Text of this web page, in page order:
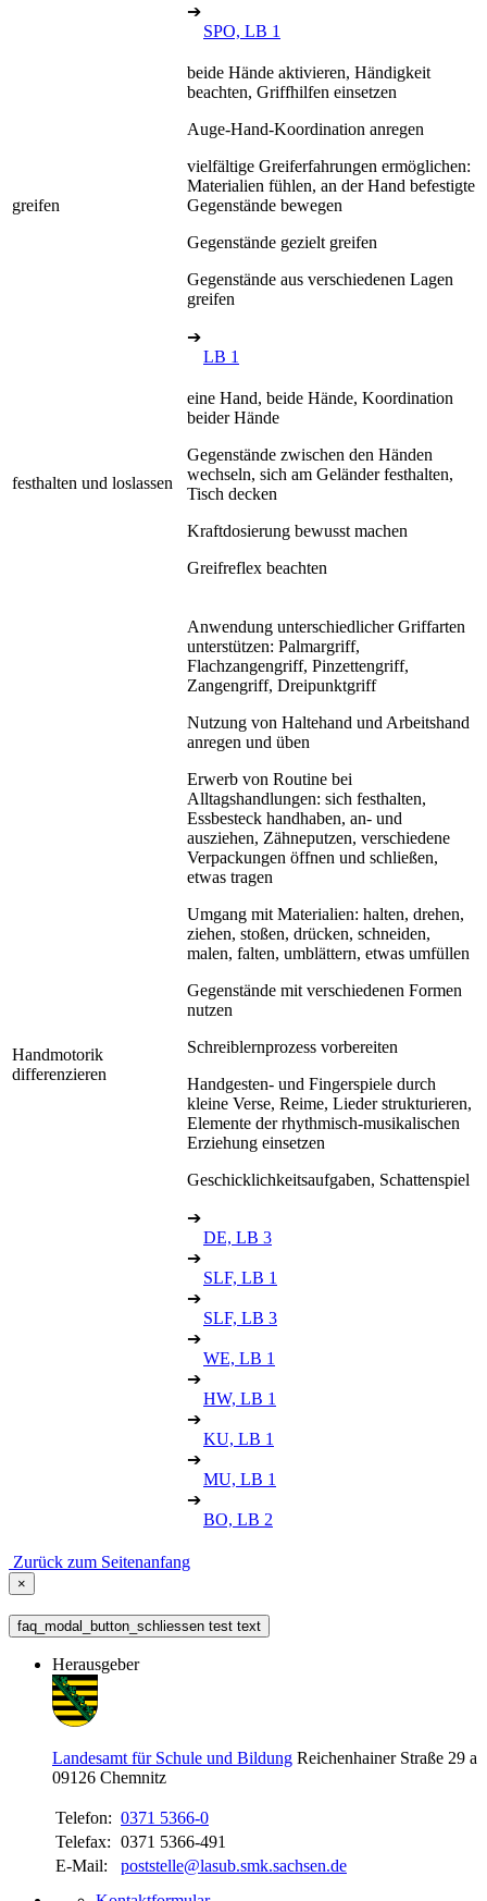
➔
SPO, LB 1
greifen
beide Hände aktivieren, Händigkeit
beachten, Griffhilfen einsetzen
Auge-Hand-Koordination anregen
vielfältige Greiferfahrungen ermöglichen:
Materialien fühlen, an der Hand befestigte
Gegenstände bewegen
Gegenstände gezielt greifen
Gegenstände aus verschiedenen Lagen
greifen
➔
LB 1
festhalten und loslassen
eine Hand, beide Hände, Koordination
beider Hände
Gegenstände zwischen den Händen
wechseln, sich am Geländer festhalten,
Tisch decken
Kraftdosierung bewusst machen
Greifreflex beachten
Handmotorik
differenzieren
Anwendung unterschiedlicher Griffarten
unterstützen: Palmargriff,
Flachzangengriff, Pinzettengriff,
Zangengriff, Dreipunktgriff
Nutzung von Haltehand und Arbeitshand
anregen und üben
Erwerb von Routine bei
Alltagshandlungen: sich festhalten,
Essbesteck handhaben, an- und
ausziehen, Zähneputzen, verschiedene
Verpackungen öffnen und schließen,
etwas tragen
Umgang mit Materialien: halten, drehen,
ziehen, stoßen, drücken, schneiden,
malen, falten, umblättern, etwas umfüllen
Gegenstände mit verschiedenen Formen
nutzen
Schreiblernprozess vorbereiten
Handgesten- und Fingerspiele durch
kleine Verse, Reime, Lieder strukturieren,
Elemente der rhythmisch-musikalischen
Erziehung einsetzen
Geschicklichkeitsaufgaben, Schattenspiel
➔
DE, LB 3
➔
SLF, LB 1
➔
SLF, LB 3
➔
WE, LB 1
➔
HW, LB 1
➔
KU, LB 1
➔
MU, LB 1
➔
BO, LB 2
Zurück zum Seitenanfang
×
faq_modal_button_schliessen test text
Herausgeber
Landesamt für Schule und Bildung Reichenhainer Straße 29 a
09126 Chemnitz
Telefon: 0371 5366-0
Telefax: 0371 5366-491
E-Mail:
poststelle@lasub.smk.sachsen.de